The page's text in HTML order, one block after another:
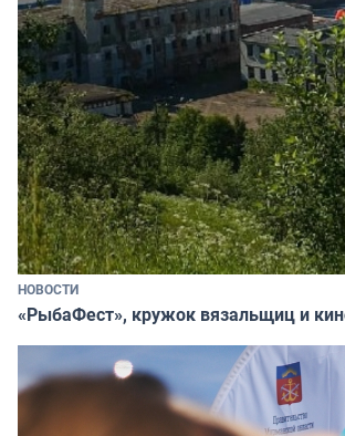
НОВОСТИ
«РыбаФест», кружок вязальщиц и